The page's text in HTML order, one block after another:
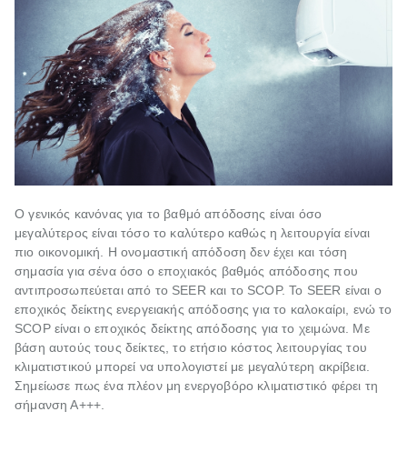
Ο γενικός κανόνας για το βαθμό απόδοσης είναι όσο
μεγαλύτερος είναι τόσο το καλύτερο καθώς η λειτουργία είναι
πιο οικονομική. Η ονομαστική απόδοση δεν έχει και τόση
σημασία για σένα όσο ο εποχιακός βαθμός απόδοσης που
αντιπροσωπεύεται από το SEER και το SCOP. Το SEER είναι ο
εποχικός δείκτης ενεργειακής απόδοσης για το καλοκαίρι, ενώ το
SCOP είναι ο εποχικός δείκτης απόδοσης για το χειμώνα. Με
βάση αυτούς τους δείκτες, το ετήσιο κόστος λειτουργίας του
κλιματιστικού μπορεί να υπολογιστεί με μεγαλύτερη ακρίβεια.
Σημείωσε πως ένα πλέον μη ενεργοβόρο κλιματιστικό φέρει τη
σήμανση Α+++.